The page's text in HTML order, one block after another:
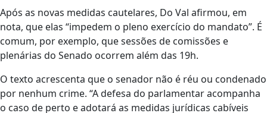
Após as novas medidas cautelares, Do Val afirmou, em
nota, que elas “impedem o pleno exercício do mandato”. É
comum, por exemplo, que sessões de comissões e
plenárias do Senado ocorrem além das 19h.
O texto acrescenta que o senador não é réu ou condenado
por nenhum crime. “A defesa do parlamentar acompanha
o caso de perto e adotará as medidas jurídicas cabíveis